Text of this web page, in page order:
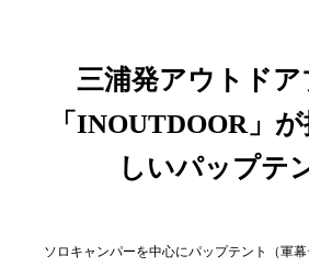
三浦発アウトドア
「INOUTDOOR」
しいパップテ
ソロキャンパーを中心にパップテント（軍